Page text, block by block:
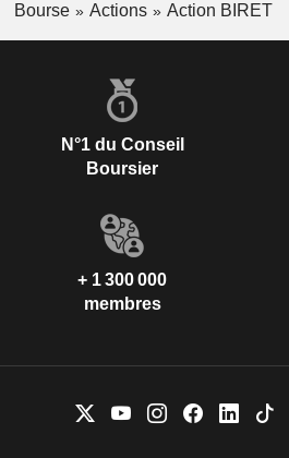
Bourse Actions Action BIRET
N°1 du Conseil
Boursier
+ 1 300 000
membres